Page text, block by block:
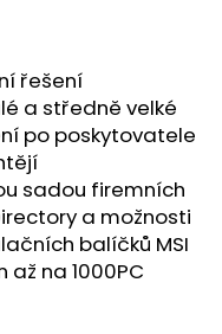
řešení
a středně velké
po poskytovatele
sadou firemních
a možnosti
balíčků MSI
na 1000PC